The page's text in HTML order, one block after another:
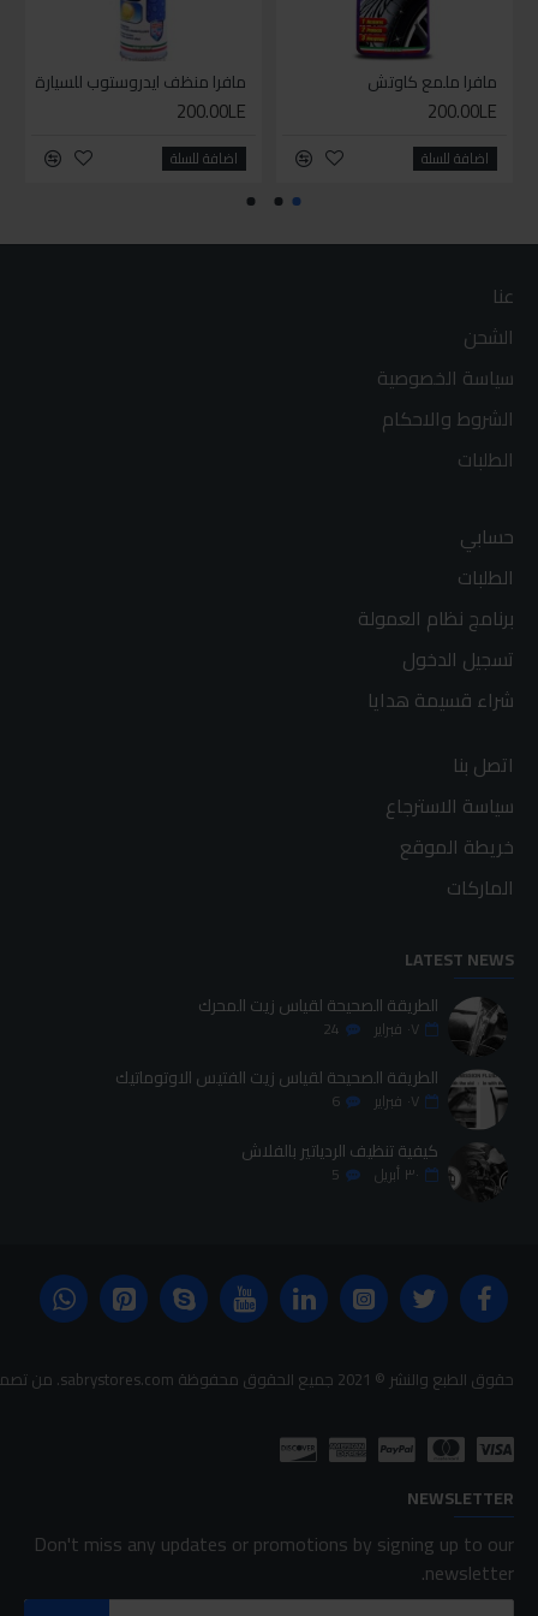
مافرا ملمع كاوتش
200.00LE
اضافة للسلة
مافرا منظف ايدروستوب للسيارة
200.00LE
اضافة للسلة
عنا
الشحن
سياسة الخصوصية
الشروط والاحكام
الطلبات
حسابي
الطلبات
برنامج نظام العمولة
تسجيل الدخول
شراء قسيمة هدايا
اتصل بنا
سياسة الاسترجاع
خريطة الموقع
الماركات
LATEST NEWS
الطريقة الصحيحة لقياس زيت المحرك
٠٧ فبراير 24
الطريقة الصحيحة لقياس زيت الفتيس الاوتوماتيك
٠٧ فبراير 6
كيفية تنظيف الردياتير بالفلاش
٣٠ أبريل 5
حقوق الطبع والنشر © 2021 جميع الحقوق محفوظة sabrystores.com. من تصميم-
NEWSLETTER
Don't miss any updates or promotions by signing up to our
newsletter.